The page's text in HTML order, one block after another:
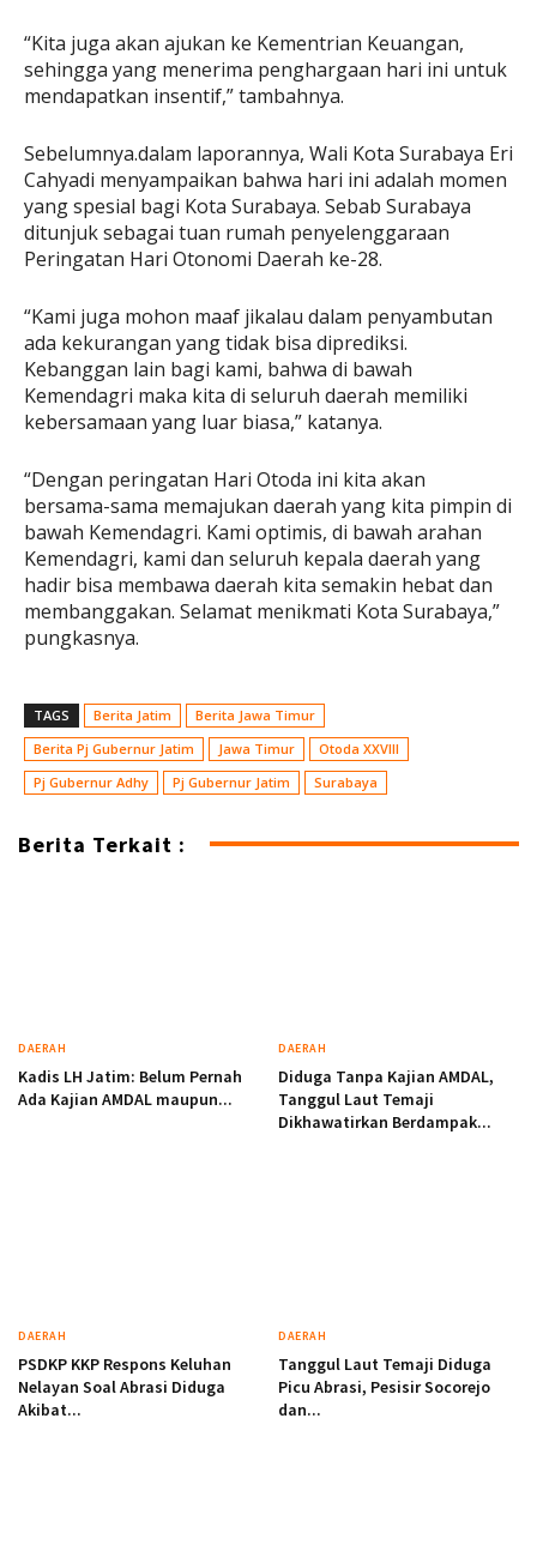
“Kita juga akan ajukan ke Kementrian Keuangan,
sehingga yang menerima penghargaan hari ini untuk
mendapatkan insentif,” tambahnya.
Sebelumnya.dalam laporannya, Wali Kota Surabaya Eri
Cahyadi menyampaikan bahwa hari ini adalah momen
yang spesial bagi Kota Surabaya. Sebab Surabaya
ditunjuk sebagai tuan rumah penyelenggaraan
Peringatan Hari Otonomi Daerah ke-28.
“Kami juga mohon maaf jikalau dalam penyambutan
ada kekurangan yang tidak bisa diprediksi.
Kebanggan lain bagi kami, bahwa di bawah
Kemendagri maka kita di seluruh daerah memiliki
kebersamaan yang luar biasa,” katanya.
“Dengan peringatan Hari Otoda ini kita akan
bersama-sama memajukan daerah yang kita pimpin di
bawah Kemendagri. Kami optimis, di bawah arahan
Kemendagri, kami dan seluruh kepala daerah yang
hadir bisa membawa daerah kita semakin hebat dan
membanggakan. Selamat menikmati Kota Surabaya,”
pungkasnya.
TAGS Berita Jatim
Berita Jawa Timur
Berita Pj Gubernur Jatim
Jawa Timur
Otoda XXVIII
Pj Gubernur Adhy
Pj Gubernur Jatim Surabaya
Berita Terkait :
DAERAH
Kadis LH Jatim: Belum Pernah
Ada Kajian AMDAL maupun...
DAERAH
Diduga Tanpa Kajian AMDAL,
Tanggul Laut Temaji
Dikhawatirkan Berdampak...
DAERAH
PSDKP KKP Respons Keluhan
Nelayan Soal Abrasi Diduga
Akibat...
DAERAH
Tanggul Laut Temaji Diduga
Picu Abrasi, Pesisir Socorejo
dan...